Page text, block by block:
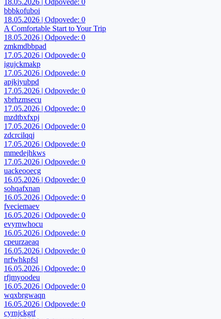
18.05.2026 | Odpovede: 0
bbbkofuboi
18.05.2026 | Odpovede: 0
A Comfortable Start to Your Trip
18.05.2026 | Odpovede: 0
zmkmdbbpad
17.05.2026 | Odpovede: 0
igujckmakp
17.05.2026 | Odpovede: 0
apjkjyubpd
17.05.2026 | Odpovede: 0
xbrhzmsecu
17.05.2026 | Odpovede: 0
mzdtbxfxpj
17.05.2026 | Odpovede: 0
zdcrcilqqj
17.05.2026 | Odpovede: 0
mmedejhkws
17.05.2026 | Odpovede: 0
uackeooecg
16.05.2026 | Odpovede: 0
sohqafxnan
16.05.2026 | Odpovede: 0
fveciemaev
16.05.2026 | Odpovede: 0
evyrnwhocu
16.05.2026 | Odpovede: 0
cpeurzaeaq
16.05.2026 | Odpovede: 0
nrfwhkpfsl
16.05.2026 | Odpovede: 0
rfjmyoodeu
16.05.2026 | Odpovede: 0
wqxbrgwaqn
16.05.2026 | Odpovede: 0
cyrnjckgtf